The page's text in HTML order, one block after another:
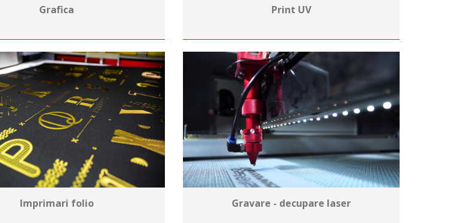
Grafica Print UV
Imprimari folio Gravare - decupare laser